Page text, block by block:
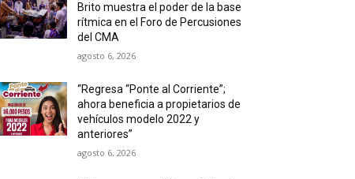
Brito muestra el poder de la base
rítmica en el Foro de Percusiones
del CMA
agosto 6, 2026
“Regresa “Ponte al Corriente”;
ahora beneficia a propietarios de
vehículos modelo 2022 y
anteriores”
agosto 6, 2026